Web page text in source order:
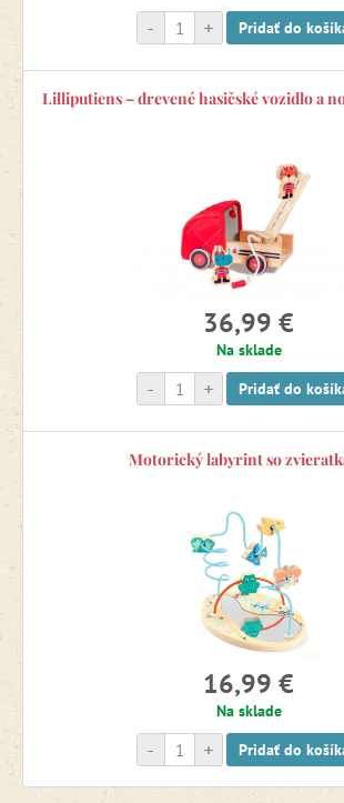
+
- Pridať do
Lilliputiens – drevené hasičské vozidlo a
36,99 €
Na sklade
+
- Pridať do
Motorický labyrint so
16,99 €
Na sklade
+
- Pridať do